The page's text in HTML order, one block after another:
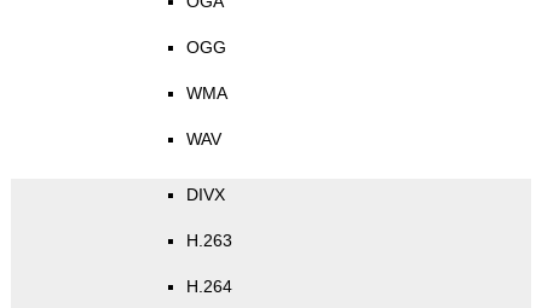
OGG
WMA
WAV
DIVX
H.263
H.264